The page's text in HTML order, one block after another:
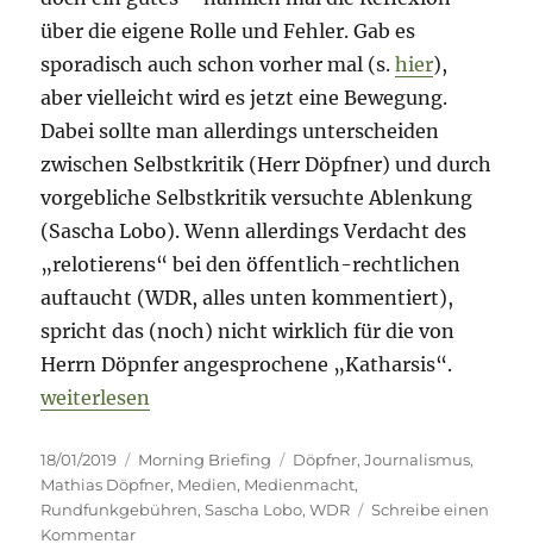
über die eigene Rolle und Fehler. Gab es
sporadisch auch schon vorher mal (s.hier),
aber vielleicht wird es jetzt eine Bewegung.
Dabei sollte man allerdings unterscheiden
zwischen Selbstkritik (Herr Döpfner) und durch
vorgebliche Selbstkritik versuchte Ablenkung
(Sascha Lobo). Wenn allerdings Verdacht des
„relotierens“ bei den öffentlich-rechtlichen
auftaucht (WDR, alles unten kommentiert),
spricht das (noch) nicht wirklich für die von
Herrn Döpnfer angesprochene „Katharsis“.
„Morning Briefing –18. Januar 2019 –
weiterlesen
Veröffentlicht
am
18/01/2019 Kategorien
Morning Briefing Schlagwörter
Döpfner,Journalismus,
Mathias Döpfner, Medien, Medienmacht,
Rundfunkgebühren,Sascha Lobo,WDR
Schreibe einen
Kommentarzu